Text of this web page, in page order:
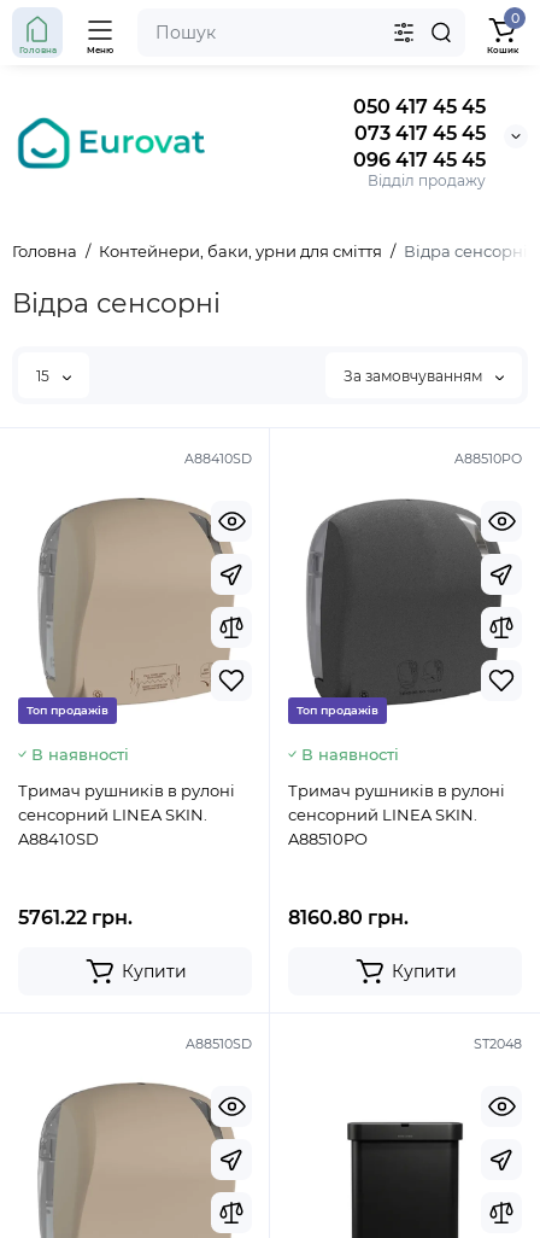
050 417 45 45
073 417 45 45
096 417 45 45
Відділ продажу
Головна Меню
0
Кошик
Головна Контейнери, баки, урни для сміття Відра сенсорні
Відра сенсорні
15 За замовчуванням
A88410SD
Топ продажів
В наявності
Тримач рушників в рулоні
сенсорний LINEA SKIN.
A88410SD
5761.22 грн.
Купити
A88510PO
Топ продажів
В наявності
Тримач рушників в рулоні
сенсорний LINEA SKIN.
A88510PO
8160.80 грн.
Купити
A88510SD ST2048